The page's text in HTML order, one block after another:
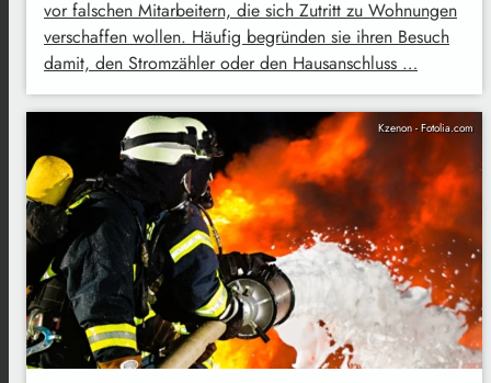
vor falschen Mitarbeitern, die sich Zutritt zu Wohnungen
verschaffen wollen. Häufig begründen sie ihren Besuch
damit, den Stromzähler oder den Hausanschluss …
Kzenon - Fotolia.com